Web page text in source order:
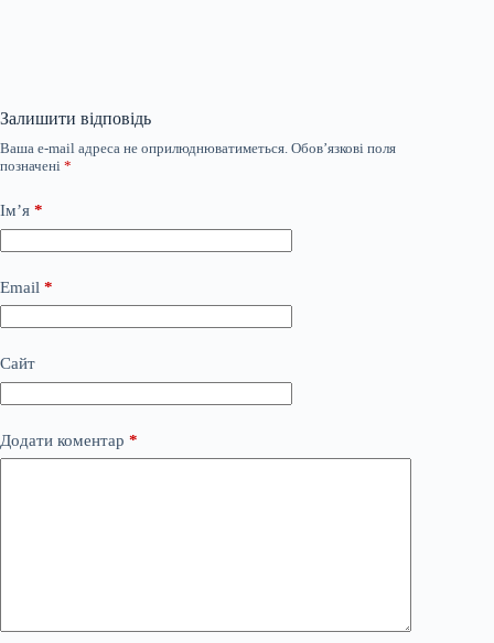
Залишити відповідь
Ваша e-mail адреса не оприлюднюватиметься. Обов’язкові поля
позначені *
Ім’я *
Email *
Сайт
Додати коментар *